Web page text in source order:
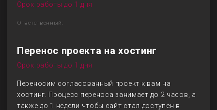
Срок работы до 1 дня
Ответственный:
Перенос проекта на хостинг
Срок работы до 1 дня
Переносим согласованный проект к вам на
хостинг. Процесс переноса занимает до 2 часов, а
также до 1 недели чтобы сайт стал доступен в